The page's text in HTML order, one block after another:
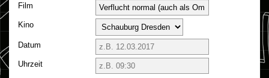
Film
Kino
Datum
Uhrzeit